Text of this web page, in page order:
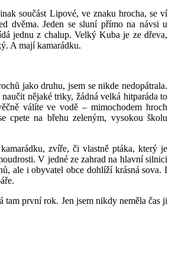
součást Lipové, ve znaku hrocha, se ví
dvěma. Jeden se sluní přímo na návsi u
jednu z chalup. Velký Kuba je ze dřeva,
A mají kamarádku.
jako druhu, jsem se nikde nedopátrala.
nějaké triky, žádná velká hitparáda to
válíte ve vodě – mimochodem hroch
cpete na břehu zeleným, vysokou školu
zvíře, či vlastně ptáka, který je
V jedné ze zahrad na hlavní silnici
ale i obyvatel obce dohlíží krásná sova. I
tam první rok. Jen jsem nikdy neměla čas ji